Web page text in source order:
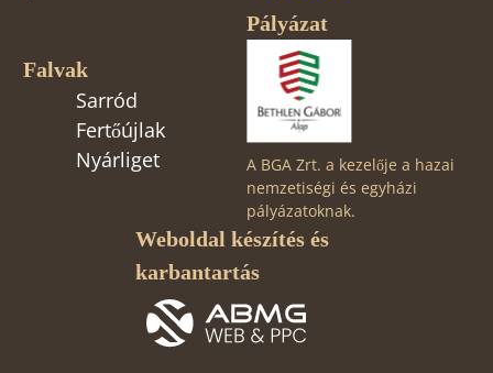
Falvak
Sarród
Fertőújlak
Nyárliget
Pályázat
A BGA Zrt. a kezelője a hazai
nemzetiségi és egyházi
pályázatoknak.
Weboldal készítés és
karbantartás